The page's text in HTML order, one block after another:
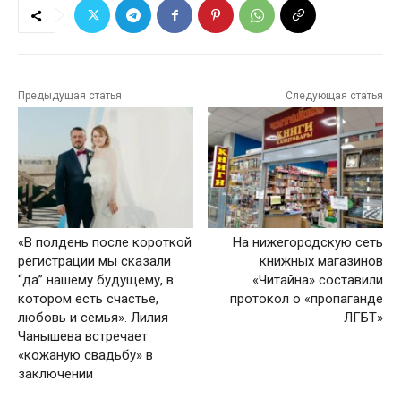
Предыдущая статья
«В полдень после короткой
регистрации мы сказали
“да” нашему будущему, в
котором есть счастье,
любовь и семья». Лилия
Чанышева встречает
«кожаную свадьбу» в
заключении
Следующая статья
На нижегородскую сеть
книжных магазинов
«Читайна» составили
протокол о «пропаганде
ЛГБТ»